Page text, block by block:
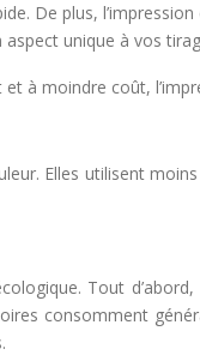
De plus,
unique à vos
à moindre coût,
Elles utilisent
Tout
consomment